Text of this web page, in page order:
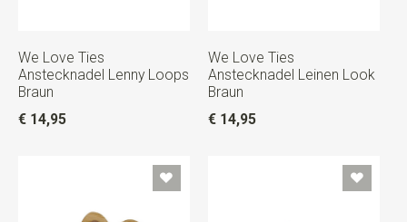
We Love Ties
Anstecknadel Lenny Loops
Braun
€ 14,95
We Love Ties
Anstecknadel Leinen Look
Braun
€ 14,95